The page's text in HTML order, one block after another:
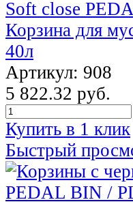
Корзина для
40л
Артикул: 908
5 822.32 руб.
Купить в 1 клик
Быстрый